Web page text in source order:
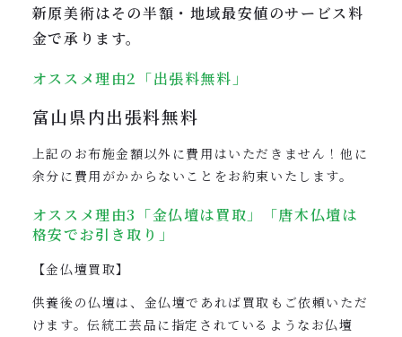
新原美術はその半額・地域最安値のサービス料
金で承ります。
オススメ理由2「出張料無料」
富山県内出張料無料
上記のお布施金額以外に費用はいただきません！他に
余分に費用がかからないことをお約束いたします。
オススメ理由3「金仏壇は買取」「唐木仏壇は
格安でお引き取り」
【金仏壇買取】
供養後の仏壇は、金仏壇であれば買取もご依頼いただ
けます。伝統工芸品に指定されているようなお仏壇